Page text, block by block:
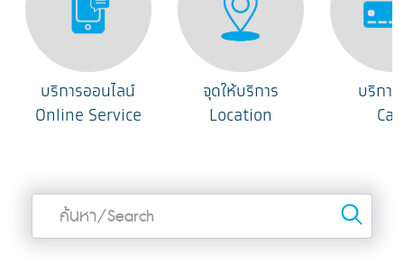
บริการออนไลน์
Online Service
จุดให้บริการ
Location
บริกา